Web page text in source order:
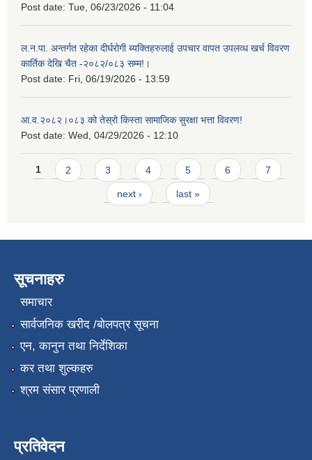
Post date: Tue, 06/23/2026 - 11:04
ल.न.पा. अन्तर्गत रहेका दीर्घरोगी ब्यक्तिहरुलाई उपचार वापत उपलव्ध खर्च विवरण
कार्तिक देखि चैत -२०८२/०८३ सम्म!।
Post date: Fri, 06/19/2026 - 13:59
आ.व.२०८२।०८३ को तेस्रो किस्ता सामाजिक सुरक्षा भत्ता विवरण!
Post date: Wed, 04/29/2026 - 12:10
Pages
1 2 3 4 5 6 7
next › last »
सूचनाहरु
समाचार
सार्वजनिक खरीद /बोलपत्र सूचना
एन, कानुन तथा निर्देशिका
कर तथा शुल्कहरु
श्रम संसार प्रणाली
प्रतिवेदन